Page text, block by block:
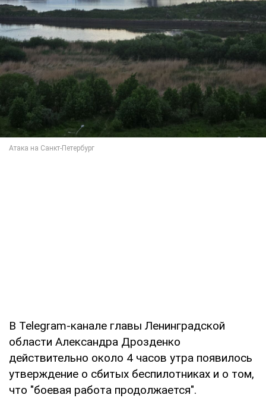
В Telegram-канале главы Ленинградской
области Александра Дрозденко
действительно около 4 часов утра появилось
утверждение о сбитых беспилотниках и о том,
что "боевая работа продолжается".